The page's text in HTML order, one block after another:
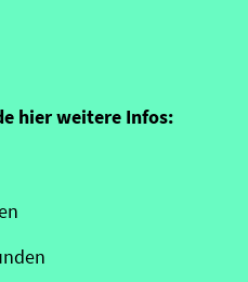
hier weitere Infos: